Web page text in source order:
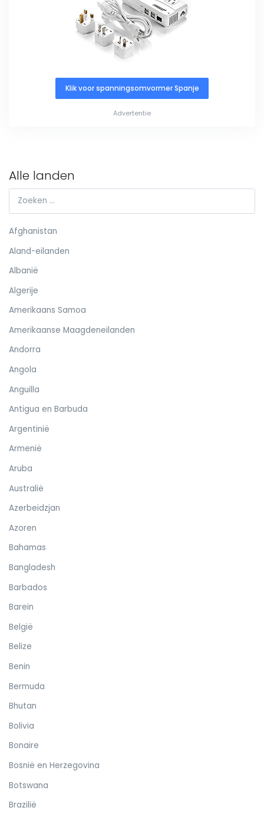
Klik voor spanningsomvormer Spanje
Advertentie
Alle landen
Afghanistan
Aland-eilanden
Albanië
Algerije
Amerikaans Samoa
Amerikaanse Maagdeneilanden
Andorra
Angola
Anguilla
Antigua en Barbuda
Argentinië
Armenië
Aruba
Australië
Azerbeidzjan
Azoren
Bahamas
Bangladesh
Barbados
Barein
België
Belize
Benin
Bermuda
Bhutan
Bolivia
Bonaire
Bosnië en Herzegovina
Botswana
Brazilië